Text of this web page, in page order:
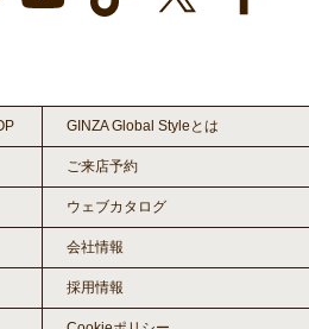
GINZA Global Styleとは
ご来店予約
ウェブカタログ
会社情報
採用情報